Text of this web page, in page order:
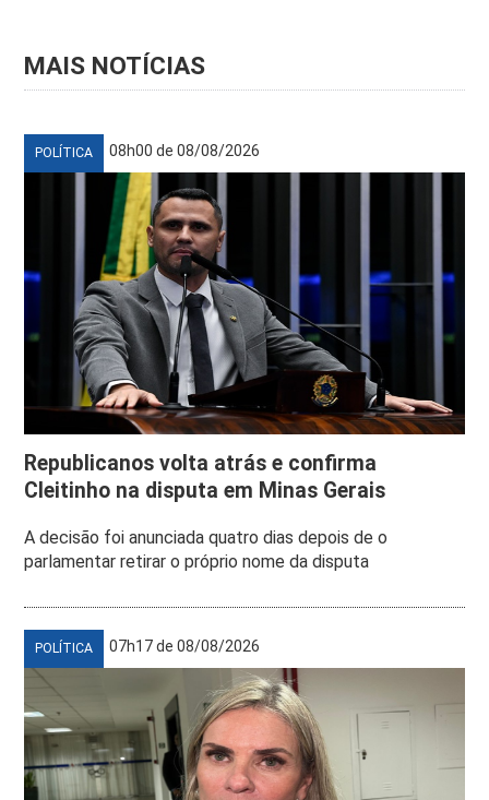
MAIS NOTÍCIAS
POLÍTICA 08h00 de 08/08/2026
Republicanos volta atrás e confirma
Cleitinho na disputa em Minas Gerais
A decisão foi anunciada quatro dias depois de o
parlamentar retirar o próprio nome da disputa
POLÍTICA 07h17 de 08/08/2026